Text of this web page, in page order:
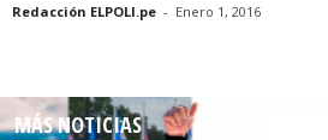
Redacción ELPOLI.pe - Enero 1, 2016
MÁS NOTICIAS